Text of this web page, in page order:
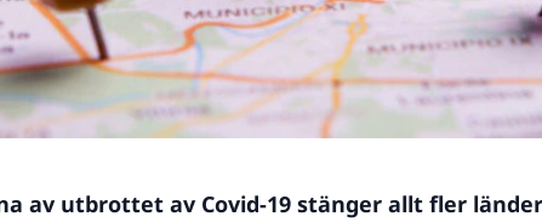
av utbrottet av Covid-19 stänger allt fler länder